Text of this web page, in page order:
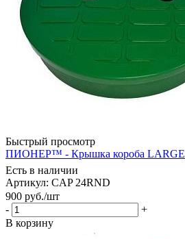
Быстрый просмотр
ПИОНЕР™ - Крышка короба LARGE
Есть в наличии
Артикул: CAP 24RND
900 руб./шт
-
+
В корзину